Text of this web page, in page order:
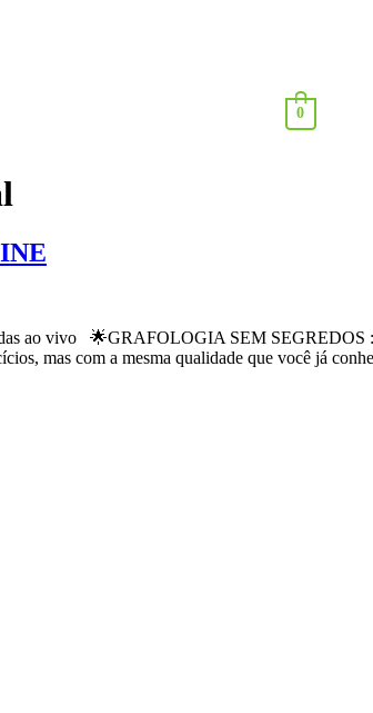
0
ao vivo 🌟GRAFOLOGIA SEM SEGREDOS :
mas com a mesma qualidade que você